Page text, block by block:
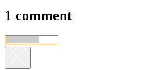
1 comment